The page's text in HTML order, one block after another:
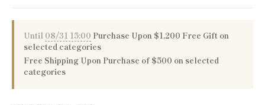
Until 08/31 15:00 Purchase Upon $1,200 Free Gift on
selected categories
Free Shipping Upon Purchase of $500 on selected
categories